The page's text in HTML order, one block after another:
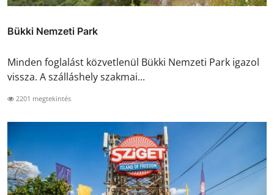
Bükki Nemzeti Park
Minden foglalást közvetlenül Bükki Nemzeti Park igazol
vissza. A szálláshely szakmai...
2201 megtekintés